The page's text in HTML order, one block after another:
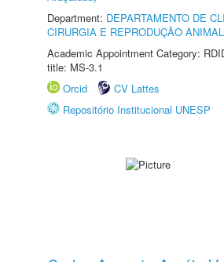
Department: DEPARTAMENTO DE
CIRURGIA E REPRODUÇÃO ANIMAL
Academic Appointment Category:
title: MS-3.1
Orcid
CV Lattes
Repositório Institucional UNESP